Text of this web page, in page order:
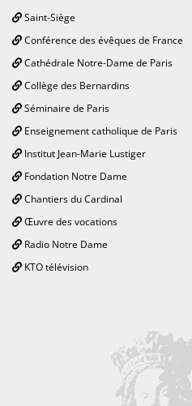
Saint-Siège
Conférence des évêques de France
Cathédrale Notre-Dame de Paris
Collège des Bernardins
Séminaire de Paris
Enseignement catholique de Paris
Institut Jean-Marie Lustiger
Fondation Notre Dame
Chantiers du Cardinal
Œuvre des vocations
Radio Notre Dame
KTO télévision